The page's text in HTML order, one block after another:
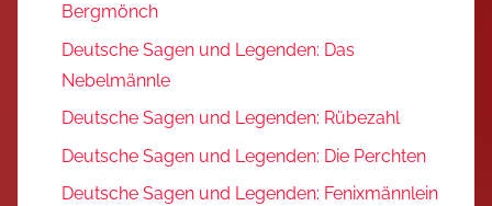
Bergmönch
Deutsche Sagen und Legenden: Das
Nebelmännle
Deutsche Sagen und Legenden: Rübezahl
Deutsche Sagen und Legenden: Die Perchten
Deutsche Sagen und Legenden: Fenixmännlein